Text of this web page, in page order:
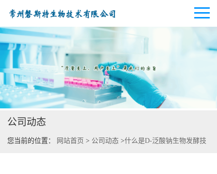
公司首页
公司介绍
公司动态
公司动态
您当前的位置： 网站首页 > 公司动态 >什么是D-泛酸钠生物发酵技